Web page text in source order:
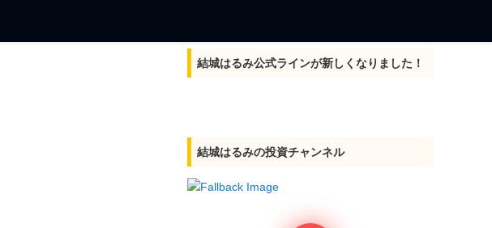
結城はるみ公式ラインが新しくなりました！
結城はるみの投資チャンネル